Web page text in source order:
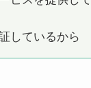
しているから